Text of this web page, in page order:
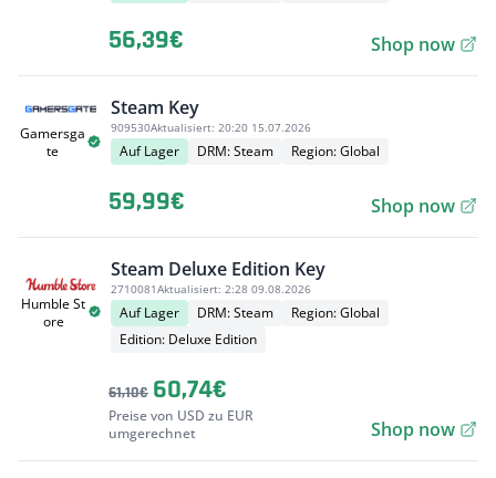
56,39€ Shop now
Gamersga
te
Steam Key
909530Aktualisiert: 20:20 15.07.2026
Auf Lager DRM: Steam Region: Global
59,99€ Shop now
Humble St
ore
Steam Deluxe Edition Key
2710081Aktualisiert: 2:28 09.08.2026
Auf Lager DRM: Steam
Region: Global
Edition: Deluxe Edition
61,10€ 60,74€
Preise von USD zu EUR
umgerechnet
Shop now